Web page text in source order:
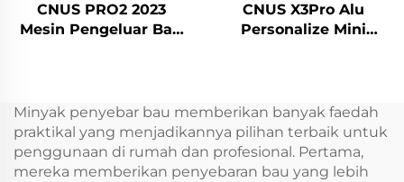
CNUS PRO2 2023
Mesin Pengeluar Bau
Freshener Diffuser
Mesin
CNUS X3Pro Alu
Personalize Mini
Car Aroma Diffuser
Minyak penyebar bau memberikan banyak faedah
praktikal yang menjadikannya pilihan terbaik untuk
penggunaan di rumah dan profesional. Pertama,
mereka memberikan penyebaran bau yang lebih